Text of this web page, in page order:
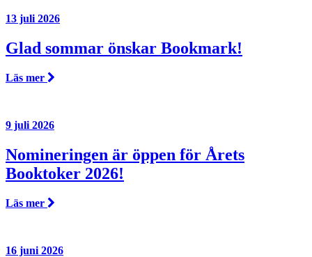
13 juli 2026
Glad sommar önskar Bookmark!
Läs mer
9 juli 2026
Nomineringen är öppen för Årets
Booktoker 2026!
Läs mer
16 juni 2026